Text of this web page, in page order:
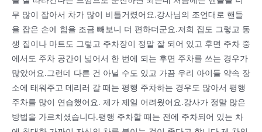
무 많이 잡아서 차가 많이 비틀거렸어요.강사님의 조언대로 핸들
을 잡은 손에 힘을 조금 빼보니 더 편하더군요.저희 집도 그렇고 동
생 집이나 마트도 그렇고 주차장이 정말 잘 되어 있고 후면 주차 중
에서도 주차 공간이 넓어서 한 번에 되는 후면 주차를 쓰는 경우가
많았어요.그런데 다른 건 아닐 수도 있고 가끔 우리 아이들 약속 장
소에 태워주고 데리러 갈 때는 평행 주차하는 경우도 많아서 평행
주차를 많이 연습했어요. 제가 제일 어려웠어요.강사가 정말 많은
방법을 가르치셨습니다.평행 주차할 때는 전에 주차되어 있는 차